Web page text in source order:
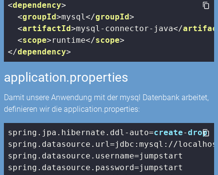
<dependency>
<groupId>mysql</groupId>
<artifactId>mysql-connector-java</
<scope>runtime</scope>
</dependency>
application.properties
Damit unsere Anwendung mit der mysql Datenbank arbeitet,
definieren wir die application.properties:
spring.jpa.hibernate.ddl-auto=create-drop
spring.datasource.url=jdbc:mysql://
spring.datasource.username=jumpstart
spring.datasource.password=jumpstart